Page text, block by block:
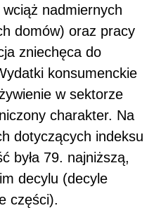
nadmiernych
domów) oraz pracy
zniechęca do
konsumenckie
w sektorze
charakter. Na
dotyczących indeksu
była 79. najniższą,
decylu (decyle
części).